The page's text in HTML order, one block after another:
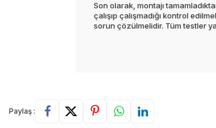
Son olarak, montajı
çalışıp çalışmadığı kontrol
sorun çözülmelidir. Tüm testler
Paylaş :